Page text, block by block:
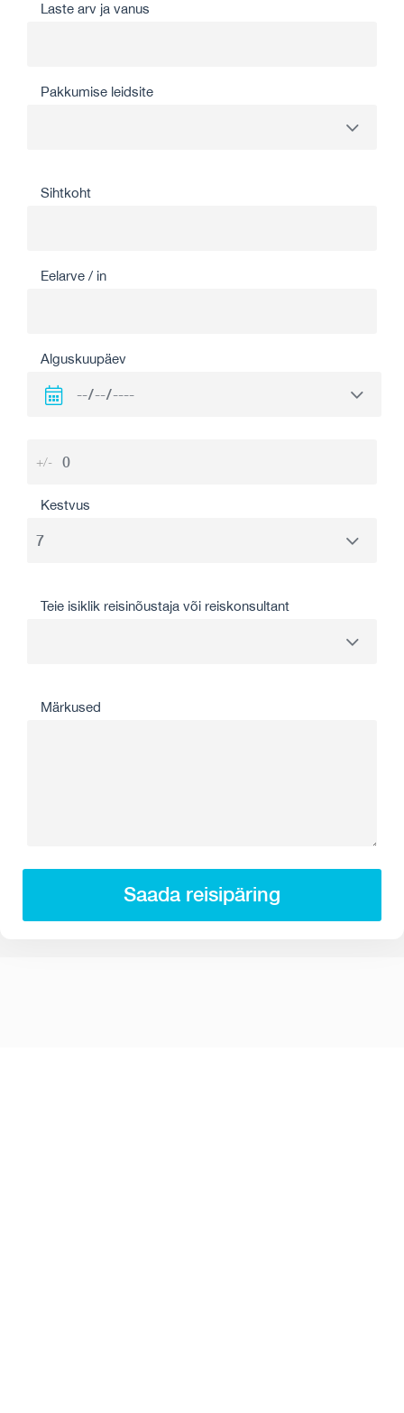
Laste arv ja vanus
Pakkumise leidsite
Sihtkoht
Eelarve / in
Alguskuupäev
+/-
Kestvus
Teie isiklik reisinõustaja või reiskonsultant
Märkused
Saada reisipäring